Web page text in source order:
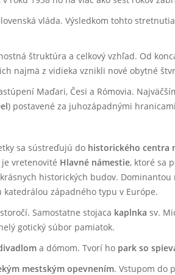
vláda. Výsledkom tohto
štruktúra a celkový vzhľad. Od
najmä z vidieka vznikli nové obytné
Maďari, Česi a Rómovia.
) postavené za juhozápadnými
sa sústreďujú do historického centra
vretenovité Hlavné námestie, ktoré sa
historických budov.
katedrálou západného typu v Európe.
Samostatne stojaca kaplnka sv.
gotický súbor pamiatok.
a dómom. Tvorí ho park so
mestským opevnením. Vstupom do